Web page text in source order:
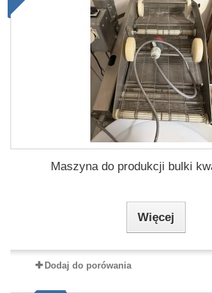
Maszyna do produkcji bulki
Więcej
Dodaj do porówania